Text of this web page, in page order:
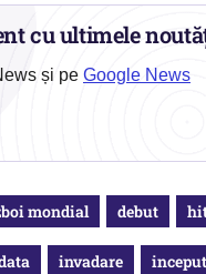
cu ultimele
și pe Google News
mondial debut
invadare inceput